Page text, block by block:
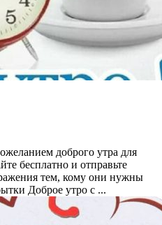
доброго утра для
бесплатно и отправьте
тем, кому они нужны
Доброе утро с ...